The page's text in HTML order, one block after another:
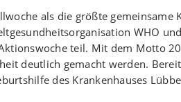
als die größte gemeinsame
WHO
teil. Mit dem Motto
deutlich gemacht werden.
des Krankenhauses